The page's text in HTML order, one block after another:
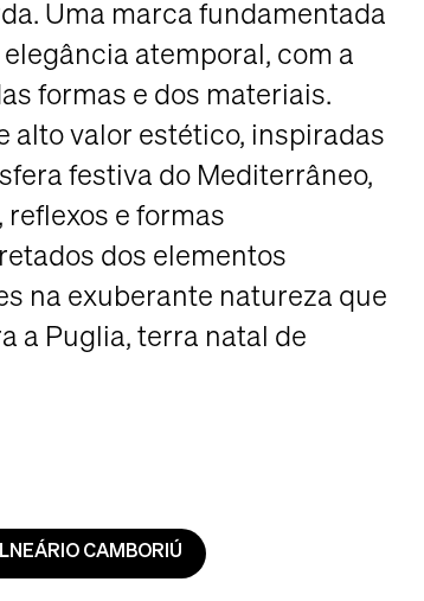
Uma marca fundamentada
atemporal, com a
formas e dos materiais.
alto valor estético, inspiradas
festiva do Mediterrâneo,
reflexos e formas
dos elementos
na exuberante natureza que
a Puglia, terra natal de
CAMBORIÚ